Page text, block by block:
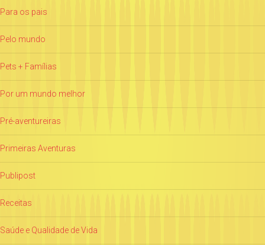
Para os pais
Pelo mundo
Pets + Famílias
Por um mundo melhor
Pré-aventureiras
Primeiras Aventuras
Publipost
Receitas
Saúde e Qualidade de Vida